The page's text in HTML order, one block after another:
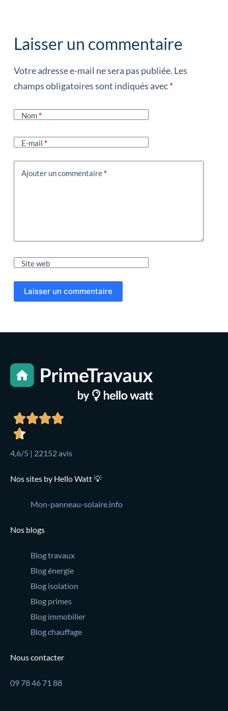
Laisser un commentaire
Votre adresse e-mail ne sera pas publiée. Les
champs obligatoires sont indiqués avec*
Nom*
E-mail *
Ajouter un commentaire*
Site web
Laisser un commentaire
4,6/5 | 22152 avis
Nos sites by Hello Watt 💡
Mon-panneau-solaire.info
Nos blogs
Blog travaux
Blog énergie
Blog isolation
Blog primes
Blog immobilier
Blog chauffage
Nous contacter
09 78 46 71 88